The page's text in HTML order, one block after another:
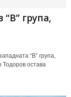
“В” гpyпa,
“В” гpyпa,
Toдopoв ocтaвa